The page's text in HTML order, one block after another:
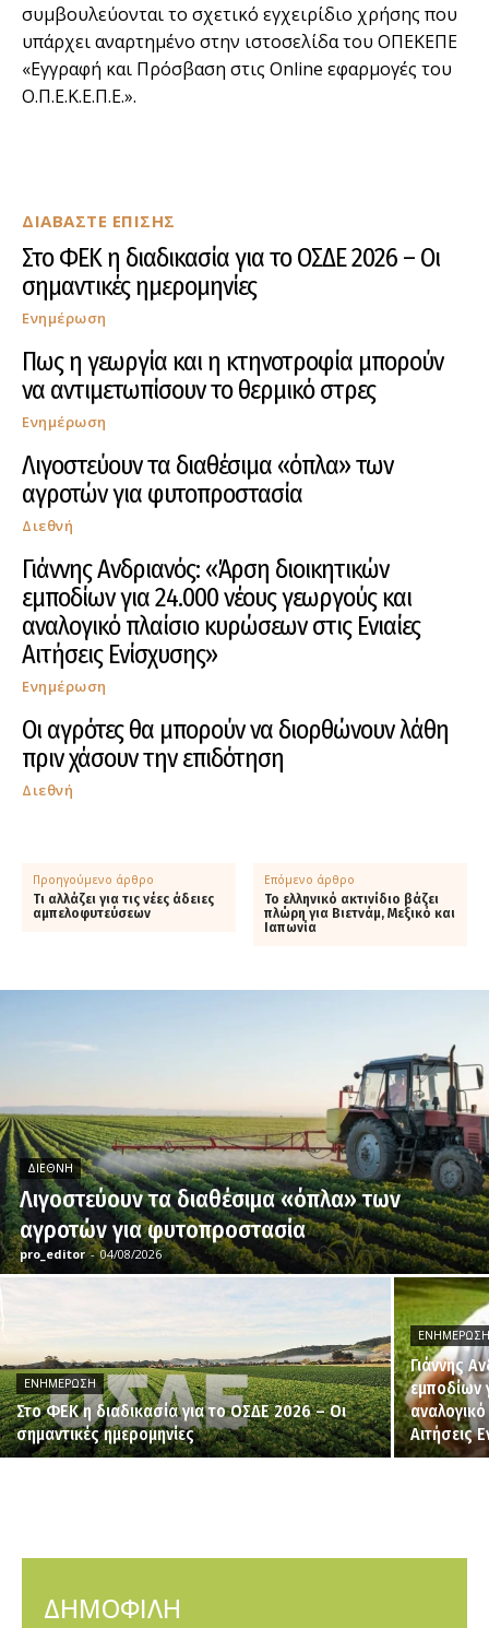
ΔΙΑΒΑΣΤΕ ΕΠΙΣΗΣ
Στο ΦΕΚ η διαδικασία για το ΟΣΔΕ 2026 – Οι
σημαντικές ημερομηνίες
Ενημέρωση
Πως η γεωργία και η κτηνοτροφία μπορούν
να αντιμετωπίσουν το θερμικό στρες
Ενημέρωση
Λιγοστεύουν τα διαθέσιμα «όπλα» των
αγροτών για φυτοπροστασία
Διεθνή
Γιάννης Ανδριανός: «Άρση διοικητικών
εμποδίων για 24.000 νέους γεωργούς και
αναλογικό πλαίσιο κυρώσεων στις Ενιαίες
Αιτήσεις Ενίσχυσης»
Ενημέρωση
Οι αγρότες θα μπορούν να διορθώνουν λάθη
πριν χάσουν την επιδότηση
Διεθνή
συμβουλεύονται το σχετικό εγχειρίδιο χρήσης που
υπάρχει αναρτημένο στην ιστοσελίδα του ΟΠΕΚΕΠΕ
«Εγγραφή και Πρόσβαση στις Online εφαρμογές του
Ο.Π.Ε.Κ.Ε.Π.Ε.».
Προηγούμενο άρθρο
Τι αλλάζει για τις νέες άδειες
αμπελοφυτεύσεων
Επόμενο άρθρο
Το ελληνικό ακτινίδιο βάζει
πλώρη για Βιετνάμ, Μεξικό και
Ιαπωνία
ΔΙΕΘΝΉ
Λιγοστεύουν τα διαθέσιμα «όπλα» των
αγροτών για φυτοπροστασία
pro_editor - 04/08/2026
ΕΝΗΜΈΡΩΣΗ
Στο ΦΕΚ η διαδικασία για το ΟΣΔΕ 2026 – Οι
σημαντικές ημερομηνίες
Γιάννης
εμποδίων
Αιτήσεις
ΔΗΜΟΦΙΛΗ